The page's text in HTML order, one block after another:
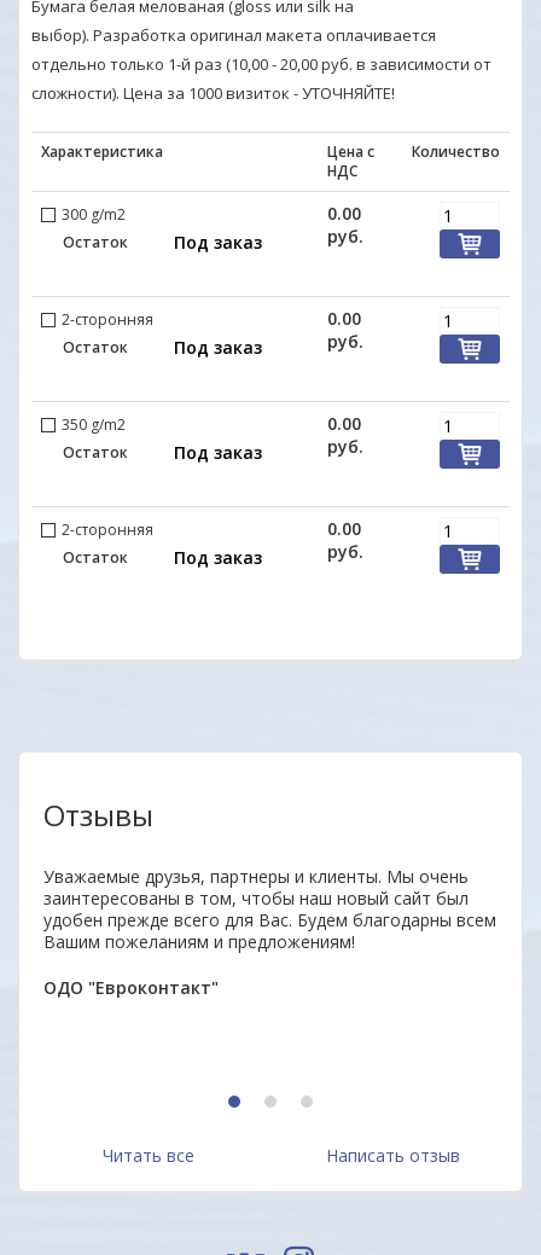
Бумага белая мелованая (gloss или silk на
выбор). Разработка оригинал макета оплачивается
отдельно только 1-й раз (10,00 - 20,00 руб. в зависимости от
сложности). Цена за 1000 визиток - УТОЧНЯЙТЕ!
Характеристика
Цена с
НДС
Количество
300 g/m2
Остаток
Под заказ
0.00
руб.
2-сторонняя
Остаток
Под заказ
0.00
руб.
350 g/m2
Остаток
Под заказ
0.00
руб.
2-сторонняя
Остаток
Под заказ
0.00
руб.
Отзывы
Уважаемые друзья, партнеры и клиенты. Мы очень
заинтересованы в том, чтобы наш новый сайт был
удобен прежде всего для Вас. Будем благодарны всем
Вашим пожеланиям и предложениям!
ОДО "Евроконтакт"
1 2 3
Читать все Написать отзыв